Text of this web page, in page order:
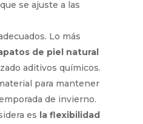
se ajuste a las
Lo más
de piel natural
aditivos químicos.
para mantener
de invierno.
es la flexibilidad